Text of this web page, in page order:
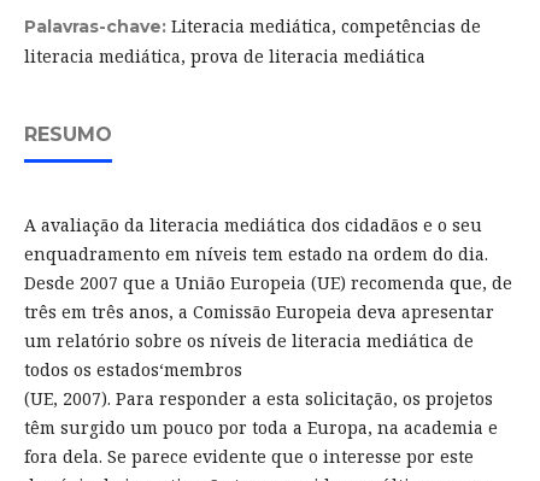
Palavras-chave: Literacia mediática, competências de
literacia mediática, prova de literacia mediática
RESUMO
A avaliação da literacia mediática dos cidadãos e o seu
enquadramento em níveis tem estado na ordem do dia.
Desde 2007 que a União Europeia (UE) recomenda que, de
três em três anos, a Comissão Europeia deva apresentar
um relatório sobre os níveis de literacia mediática de
todos os estados‘membros
(UE, 2007). Para responder a esta solicitação, os projetos
têm surgido um pouco por toda a Europa, na academia e
fora dela. Se parece evidente que o interesse por este